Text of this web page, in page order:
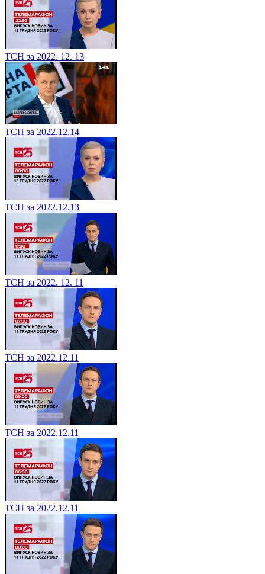
ТСН за 2022. 12. 13
ТСН за 2022.12.14
ТСН за 2022.12.13
ТСН за 2022. 12. 11
ТСН за 2022.12.11
ТСН за 2022.12.11
ТСН за 2022.12.11